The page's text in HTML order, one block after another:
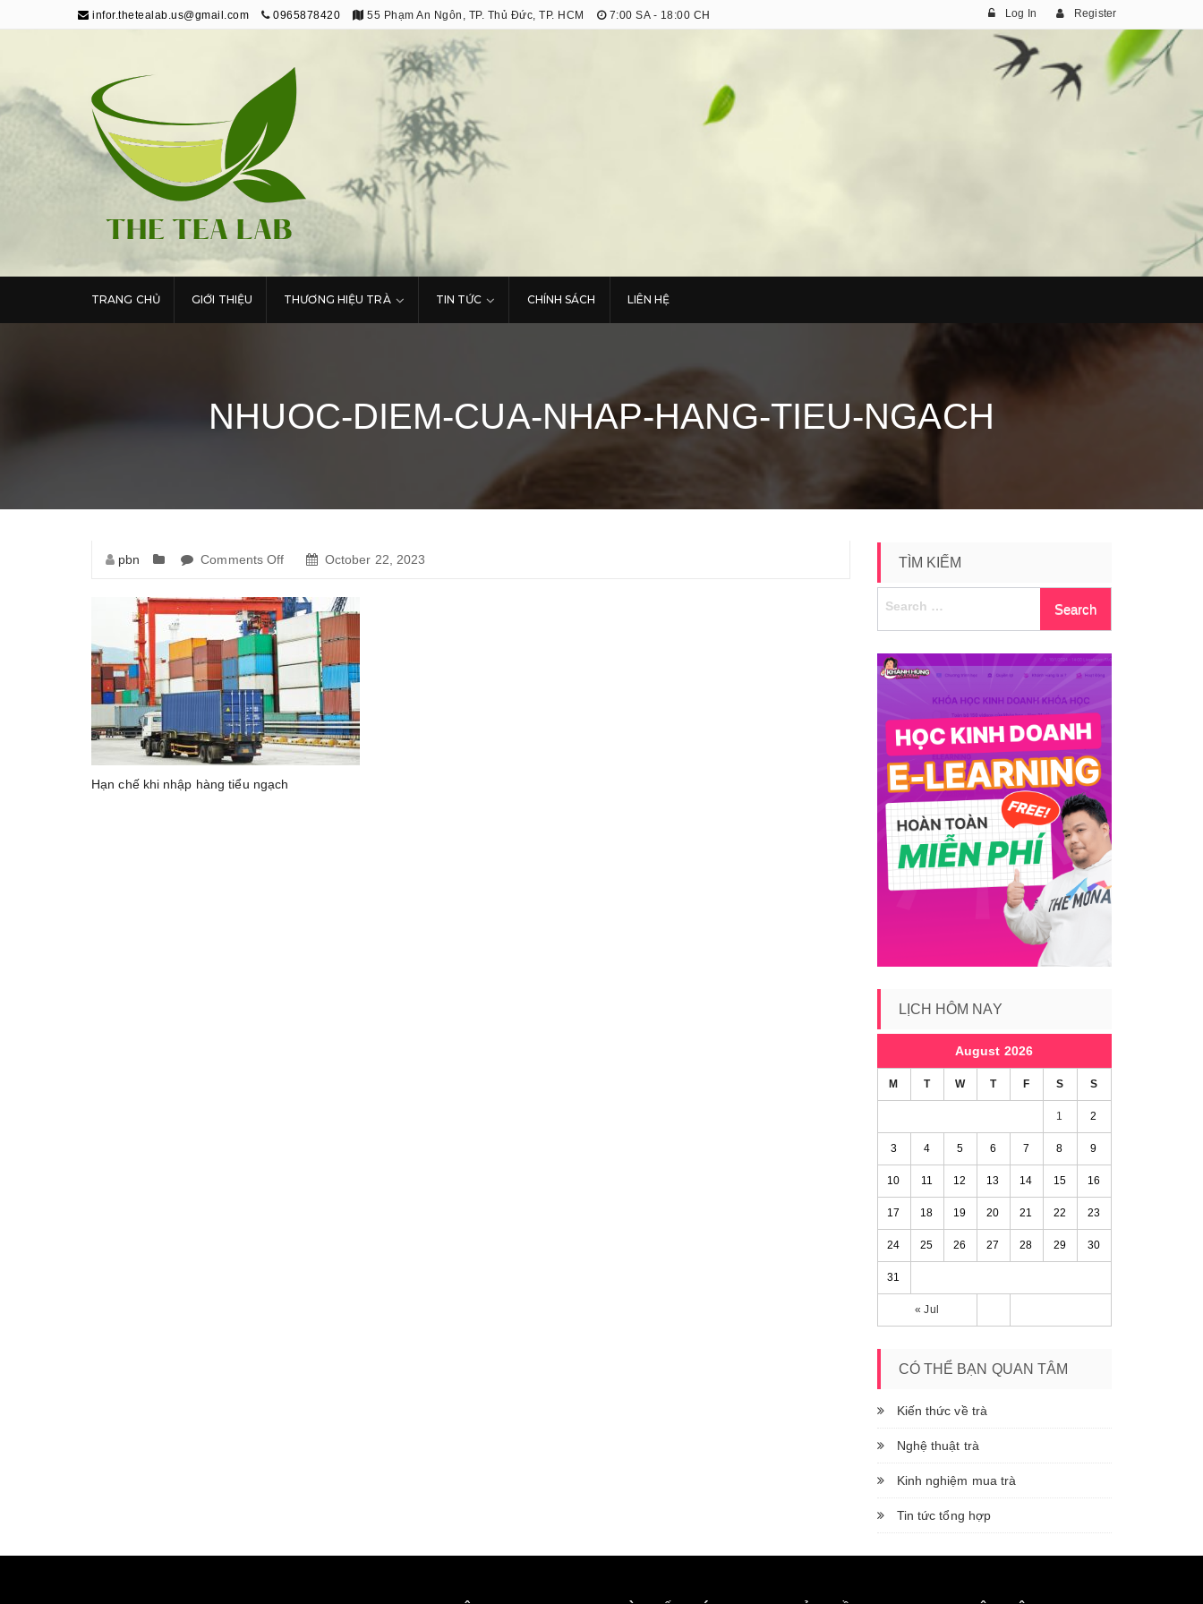
infor.thetealab.us@gmail.com 0965878420 55 Phạm An Ngôn, TP. Thủ Đức, TP. HCM 7:00 SA - 18:00 CH Log In Register
The Tea Lab
Trang Thông Tin Về Trà
TRANG CHỦ GIỚI THIỆU THƯƠNG HIỆU TRÀ TIN TỨC CHÍNH SÁCH LIÊN HỆ
NHUOC-DIEM-CUA-NHAP-HANG-TIEU-NGACH
pbn Comments Off
diem-
cua-
nhap-
hang-
ngach
October 22, 2023
Hạn chế khi nhập hàng tiểu ngạch
TÌM KIẾM
LỊCH HÔM NAY
August 2026
M T W T F S S
« Jul
1 2
3 4 5 6 7 8 9
10 11 12 13 14 15 16
17 18 19 20 21 22 23
24 25 26 27 28 29 30
31
CÓ THỂ BẠN QUAN TÂM
Kiến thức về trà
Nghệ thuật trà
Kinh nghiệm mua trà
Tin tức tổng hợp